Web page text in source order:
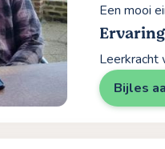
Een mooi
Leerkracht
Bijles